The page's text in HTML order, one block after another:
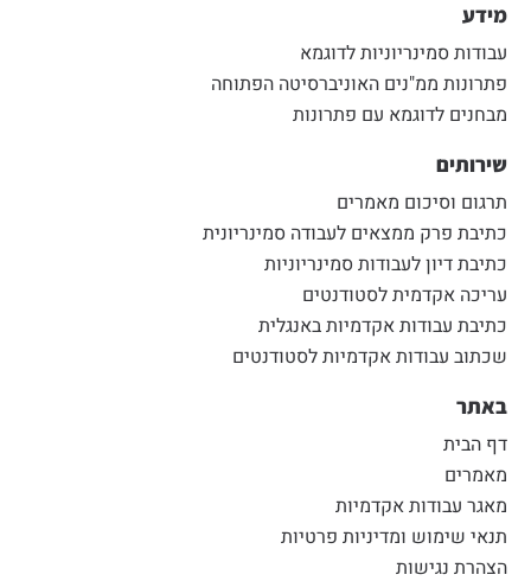
מידע
עבודות סמינריוניות לדוגמא
פתרונות ממ"נים האוניברסיטה הפתוחה
מבחנים לדוגמא עם פתרונות
שירותים
תרגום וסיכום מאמרים
כתיבת פרק ממצאים לעבודה סמינריונית
כתיבת דיון לעבודות סמינריוניות
עריכה אקדמית לסטודנטים
כתיבת עבודות אקדמיות באנגלית
שכתוב עבודות אקדמיות לסטודנטים
באתר
דף הבית
מאמרים
מאגר עבודות אקדמיות
תנאי שימוש ומדיניות פרטיות
הצהרת נגישות